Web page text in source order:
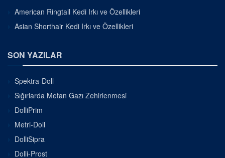
American Ringtail Kedi Irkı ve Özellikleri
Asian Shorthair Kedi Irkı ve Özellikleri
SON YAZILAR
Spektra-Doll
Sığırlarda Metan Gazı Zehirlenmesi
DolliPrim
Metri-Doll
DolliSipra
Dolli-Prost